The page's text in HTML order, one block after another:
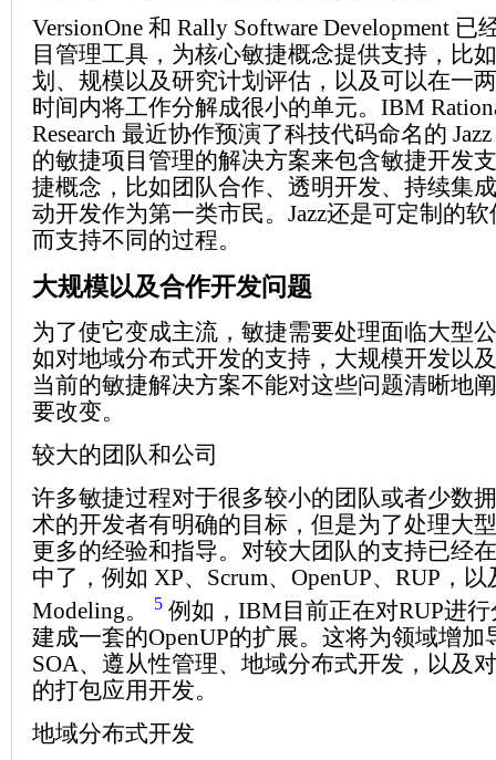
VersionOne 和 Rally Software Development 已
目管理工具，为核心敏捷概念提供支持，比
划、规模以及研究计划评估，以及可以在一
时间内将工作分解成很小的单元。IBM
Research 最近协作预演了科技代码命名的
的敏捷项目管理的解决方案来包含敏捷开发
捷概念，比如团队合作、透明开发、持续集
动开发作为第一类市民。Jazz还是可定制的
而支持不同的过程。
大规模以及合作开发问题
为了使它变成主流，敏捷需要处理面临大型
如对地域分布式开发的支持，大规模开发以
当前的敏捷解决方案不能对这些问题清晰地
要改变。
较大的团队和公司
许多敏捷过程对于很多较小的团队或者少数
术的开发者有明确的目标，但是为了处理大
更多的经验和指导。对较大团队的支持已经
中了，例如 XP、Scrum、OpenUP、RUP，
Modeling。
5 例如，IBM目前正在对RUP进
建成一套的OpenUP的扩展。这将为领域增加
SOA、遵从性管理、地域分布式开发，以及
的打包应用开发。
地域分布式开发